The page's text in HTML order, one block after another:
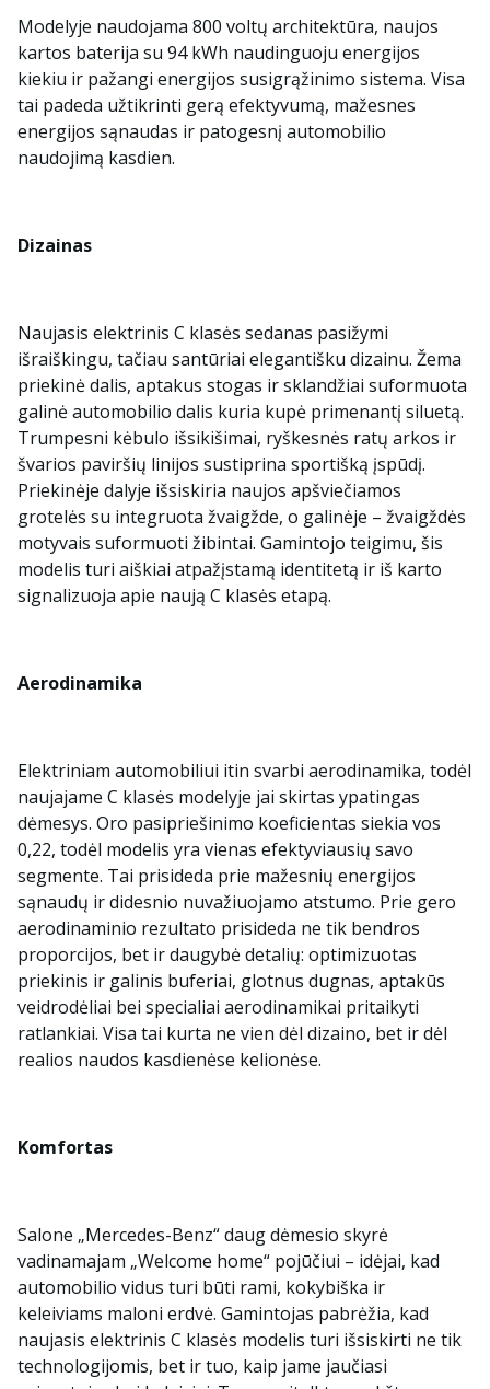
Modelyje naudojama 800 voltų architektūra, naujos
kartos baterija su 94 kWh naudinguoju energijos
kiekiu ir pažangi energijos susigrąžinimo sistema. Visa
tai padeda užtikrinti gerą efektyvumą, mažesnes
energijos sąnaudas ir patogesnį automobilio
naudojimą kasdien.
Dizainas
Naujasis elektrinis C klasės sedanas pasižymi
išraiškingu, tačiau santūriai elegantišku dizainu. Žema
priekinė dalis, aptakus stogas ir sklandžiai suformuota
galinė automobilio dalis kuria kupė primenantį siluetą.
Trumpesni kėbulo išsikišimai, ryškesnės ratų arkos ir
švarios paviršių linijos sustiprina sportišką įspūdį.
Priekinėje dalyje išsiskiria naujos apšviečiamos
grotelės su integruota žvaigžde, o galinėje – žvaigždės
motyvais suformuoti žibintai. Gamintojo teigimu, šis
modelis turi aiškiai atpažįstamą identitetą ir iš karto
signalizuoja apie naują C klasės etapą.
Aerodinamika
Elektriniam automobiliui itin svarbi aerodinamika, todėl
naujajame C klasės modelyje jai skirtas ypatingas
dėmesys. Oro pasipriešinimo koeficientas siekia vos
0,22, todėl modelis yra vienas efektyviausių savo
segmente. Tai prisideda prie mažesnių energijos
sąnaudų ir didesnio nuvažiuojamo atstumo. Prie gero
aerodinaminio rezultato prisideda ne tik bendros
proporcijos, bet ir daugybė detalių: optimizuotas
priekinis ir galinis buferiai, glotnus dugnas, aptakūs
veidrodėliai bei specialiai aerodinamikai pritaikyti
ratlankiai. Visa tai kurta ne vien dėl dizaino, bet ir dėl
realios naudos kasdienėse kelionėse.
Komfortas
Salone „Mercedes-Benz“ daug dėmesio skyrė
vadinamajam „Welcome home“ pojūčiui – idėjai, kad
automobilio vidus turi būti rami, kokybiška ir
keleiviams maloni erdvė. Gamintojas pabrėžia, kad
naujasis elektrinis C klasės modelis turi išsiskirti ne tik
technologijomis, bet ir tuo, kaip jame jaučiasi